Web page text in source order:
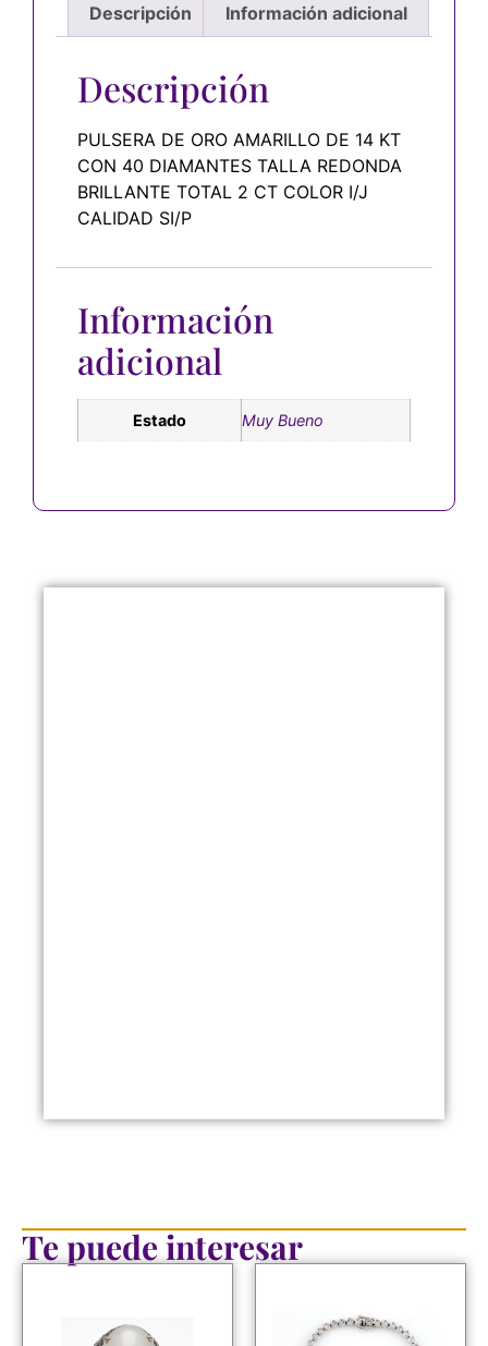
Descripción Información adicional
Descripción
PULSERA DE ORO AMARILLO DE 14 KT
CON 40 DIAMANTES TALLA REDONDA
BRILLANTE TOTAL 2 CT COLOR I/J
CALIDAD SI/P
Información
adicional
Estado Muy Bueno
Te puede interesar